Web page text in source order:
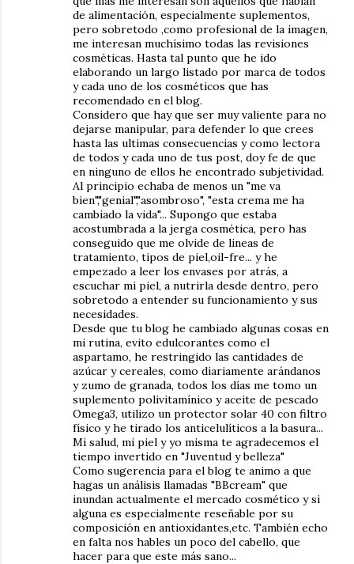
de alimentación, especialmente suplementos,
pero sobretodo ,como profesional de la imagen,
me interesan muchísimo todas las revisiones
cosméticas. Hasta tal punto que he ido
elaborando un largo listado por marca de todos
y cada uno de los cosméticos que has
recomendado en el blog.
Considero que hay que ser muy valiente para no
dejarse manipular, para defender lo que crees
hasta las ultimas consecuencias y como lectora
de todos y cada uno de tus post, doy fe de que
en ninguno de ellos he encontrado subjetividad.
Al principio echaba de menos un "me va
bien","genial","asombroso", "esta crema me ha
cambiado la vida"... Supongo que estaba
acostumbrada a la jerga cosmética, pero has
conseguido que me olvide de lineas de
tratamiento, tipos de piel,oil-fre... y he
empezado a leer los envases por atrás, a
escuchar mi piel, a nutrirla desde dentro, pero
sobretodo a entender su funcionamiento y sus
necesidades.
Desde que tu blog he cambiado algunas cosas en
mi rutina, evito edulcorantes como el
aspartamo, he restringido las cantidades de
azúcar y cereales, como diariamente arándanos
y zumo de granada, todos los días me tomo un
suplemento polivitamínico y aceite de pescado
Omega3, utilizo un protector solar 40 con filtro
físico y he tirado los anticelulíticos a la basura...
Mi salud, mi piel y yo misma te agradecemos el
tiempo invertido en "Juventud y belleza"
Como sugerencia para el blog te animo a que
hagas un análisis llamadas "BBcream" que
inundan actualmente el mercado cosmético y si
alguna es especialmente reseñable por su
composición en antioxidantes,etc. También echo
en falta nos hables un poco del cabello, que
hacer para que este más sano...